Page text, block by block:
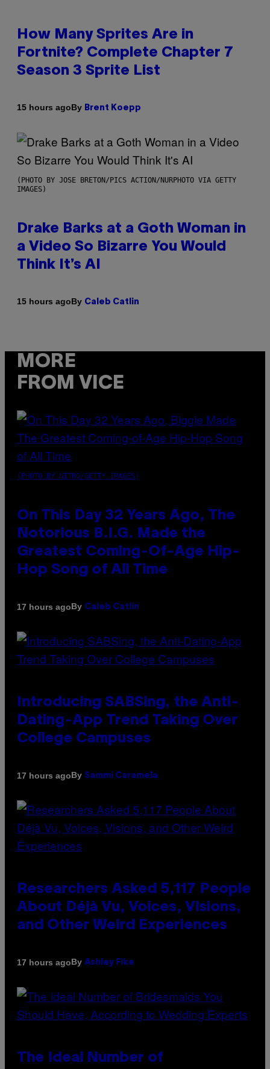
How Many Sprites Are in
Fortnite? Complete Chapter 7
Season 3 Sprite List
15 hours agoBy Brent Koepp
(PHOTO BY JOSE BRETON/PICS ACTION/NURPHOTO VIA GETTY
IMAGES)
Drake Barks at a Goth Woman in
a Video So Bizarre You Would
Think It’s AI
15 hours agoBy Caleb Catlin
MORE
FROM VICE
(PHOTO BY NITRO/GETTY IMAGES)
On This Day 32 Years Ago, The
Notorious B.I.G. Made the
Greatest Coming-Of-Age Hip-
Hop Song of All Time
17 hours agoBy Caleb Catlin
Introducing SABSing, the Anti-
Dating-App Trend Taking Over
College Campuses
17 hours agoBy Sammi Caramela
Researchers Asked 5,117 People
About Déjà Vu, Voices, Visions,
and Other Weird Experiences
17 hours agoBy Ashley Fike
The Ideal Number of